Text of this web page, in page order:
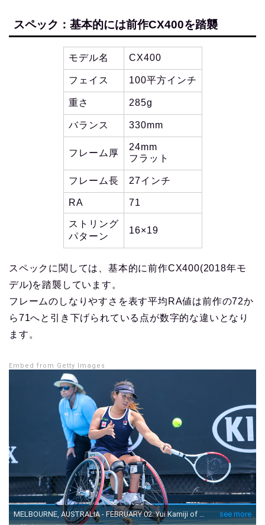
スペック：基本的には前作CX400を踏襲
モデル名 CX400
フェイス 100平方インチ
重さ 285g
バランス 330mm
フレーム厚
24mm
フラット
フレーム長 27インチ
RA 71
ストリング
パターン
16×19
スペックに関しては、基本的に前作CX400(2018年モ
デル)を踏襲しています。
フレームのしなりやすさを表す平均RA値は前作の72か
ら71へと引き下げられている点が数字的な違いとなり
ます。
Embed from Getty Images